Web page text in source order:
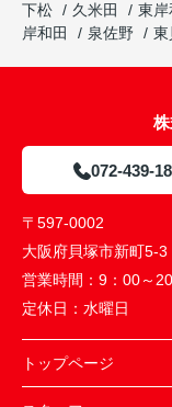
下松
久米田 東岸
岸和田
泉佐野 東
072-439-
〒597-0002
大阪府貝塚市新町5-3
営業時間： 9：00～
定休日： 水曜日
トップページ